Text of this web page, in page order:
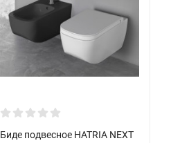
Биде подвесное HATRIA NEXT